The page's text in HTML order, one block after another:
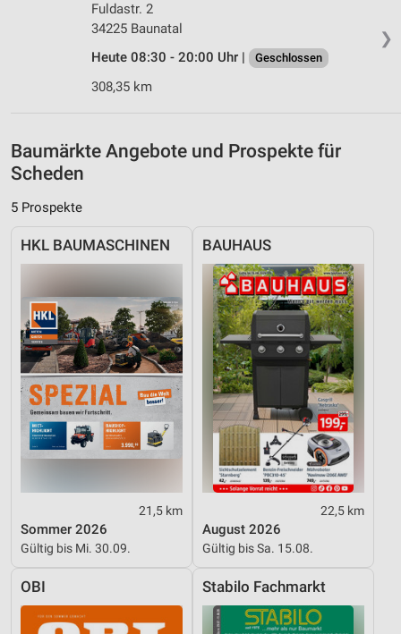
❯
Fuldastr. 2
34225 Baunatal
Heute 08:30 - 20:00 Uhr |
Geschlossen
308,35 km
Baumärkte Angebote und Prospekte für
Scheden
5 Prospekte
HKL BAUMASCHINEN
21,5 km
Sommer 2026
Gültig bis Mi. 30.09.
BAUHAUS
22,5 km
August 2026
Gültig bis Sa. 15.08.
OBI Stabilo Fachmarkt
Messung der Performance von Inhalten
Analyse von Zielgruppen durch Statistiken oder
Kombinationen von Daten aus verschiedenen
Verwendung reduzierter Daten zur Auswahl von
Inhalten
IAB-Besonderheiten:
Geräte anhand von aktiv angeforderten
Nicht-IAB-Verarbeitungszwecke:
Notwendig
Performance
Funktional
Werbung